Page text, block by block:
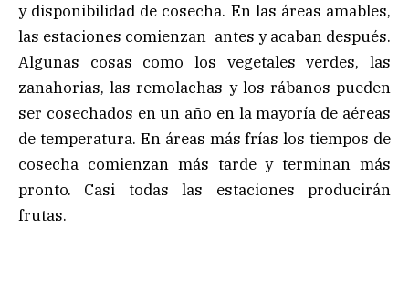
y disponibilidad de cosecha. En las áreas amables,
las estaciones comienzan antes y acaban después.
Algunas cosas como los vegetales verdes, las
zanahorias, las remolachas y los rábanos pueden
ser cosechados en un año en la mayoría de aéreas
de temperatura. En áreas más frías los tiempos de
cosecha comienzan más tarde y terminan más
pronto. Casi todas las estaciones producirán
frutas.